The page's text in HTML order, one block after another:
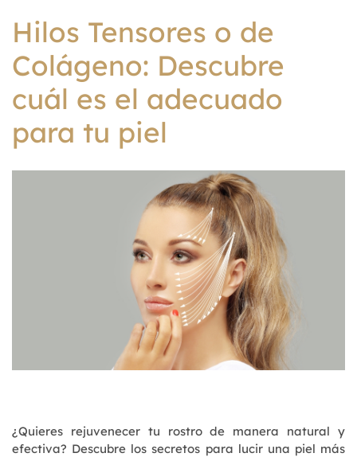
Hilos Tensores o de
Colágeno: Descubre
cuál es el adecuado
para tu piel
¿Quieres rejuvenecer tu rostro de manera natural y
efectiva? Descubre los secretos para lucir una piel más